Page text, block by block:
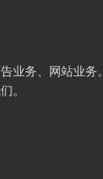
务、网站业务。
。